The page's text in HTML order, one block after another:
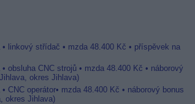
linkový střídač • mzda 48.400 Kč • příspěvek na
obsluha CNC strojů • mzda 48.400 Kč • náborový
okres Jihlava)
CNC operátor• mzda 48.400 Kč • náborový bonus
okres Jihlava)